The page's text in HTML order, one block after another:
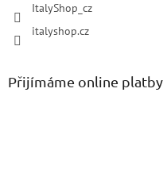
ItalyShop_cz
italyshop.cz
Přijímáme online platby